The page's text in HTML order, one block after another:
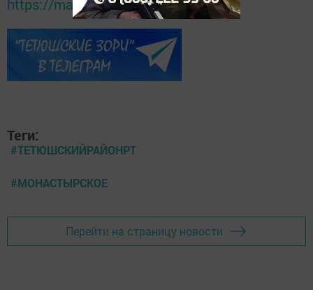
https://max.ru/tatmedia
Теги:
#ТЕТЮШСКИЙРАЙОНРТ
#МОНАСТЫРСКОЕ
Перейти на страницу новости